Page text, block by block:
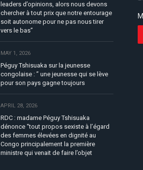
leaders d’opinions, alors nous devons
chercher à tout prix que notre entourage
soit autonome pour ne pas nous tirer
vers le bas”
MAY 1, 2026
Péguy Tshisuaka sur la jeunesse
congolaise : ” une jeunesse qui se lève
pour son pays gagne toujours
APRIL 28, 2026
RDC : madame Péguy Tshisuaka
dénonce “tout propos sexiste à l’égard
des femmes élevées en dignité au
Congo principalement la première
ministre qui venait de faire l’objet